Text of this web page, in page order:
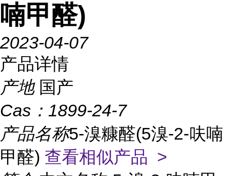
喃甲醛)
2023-04-07
产品详情
产地 国产
Cas： 1899-24-7
产品名称5-溴糠醛(5溴-2-呋喃
甲醛) 查看相似产品 >